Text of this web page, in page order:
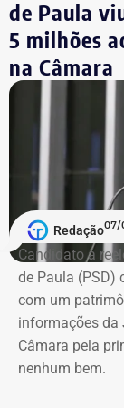
O economista
Sociedade
Nacional de
de Economia, da
Governo
Em nota, o
manifestou
economista.
“O Brasil perde
formulação de
público, à vida
de Paula
5 milhões
na Câmara
Redação07/
Candidato à
de Paula (PSD)
com um
informações da
Câmara pela
nenhum bem.